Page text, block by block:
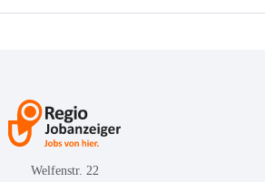
Welfenstr. 22